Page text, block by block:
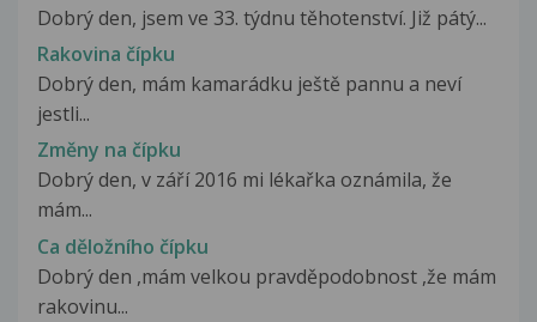
Dobrý den, jsem ve 33. týdnu těhotenství. Již pátý...
Rakovina čípku
Dobrý den, mám kamarádku ještě pannu a neví
jestli...
Změny na čípku
Dobrý den, v září 2016 mi lékařka oznámila, že
mám...
Ca děložního čípku
Dobrý den ,mám velkou pravděpodobnost ,že mám
rakovinu...